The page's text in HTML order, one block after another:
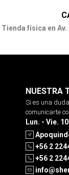
Tienda física en
NUESTRA
Si es una
comunicarte
Lun. - Vie.
+56 2
+56 2